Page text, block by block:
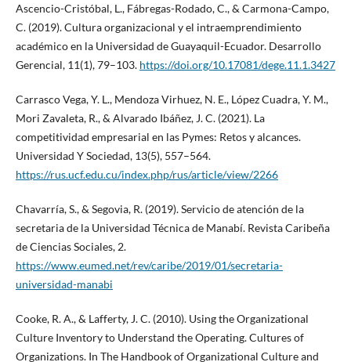
Ascencio-Cristóbal, L., Fábregas-Rodado, C., & Carmona-Campo,
C. (2019). Cultura organizacional y el intraemprendimiento
académico en la Universidad de Guayaquil-Ecuador. Desarrollo
Gerencial, 11(1), 79–103. https://doi.org/10.17081/dege.11.1.3427
Carrasco Vega, Y. L., Mendoza Virhuez, N. E., López Cuadra, Y. M.,
Mori Zavaleta, R., & Alvarado Ibáñez, J. C. (2021). La
competitividad empresarial en las Pymes: Retos y alcances.
Universidad Y Sociedad, 13(5), 557–564.
https://rus.ucf.edu.cu/index.php/rus/article/view/2266
Chavarría, S., & Segovia, R. (2019). Servicio de atención de la
secretaria de la Universidad Técnica de Manabí. Revista Caribeña
de Ciencias Sociales, 2.
https://www.eumed.net/rev/caribe/2019/01/secretaria-
universidad-manabi
Cooke, R. A., & Lafferty, J. C. (2010). Using the Organizational
Culture Inventory to Understand the Operating. Cultures of
Organizations. In The Handbook of Organizational Culture and